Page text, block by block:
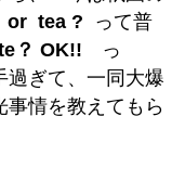
tea ? って普
？ OK!!
っ
過ぎて、一同大爆
事情を教えてもら